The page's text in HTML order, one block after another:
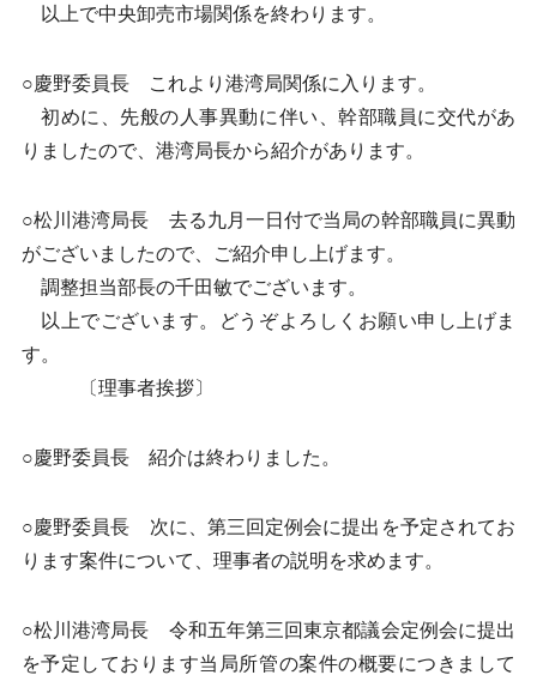
以上で中央卸売市場関係を終わります。
○慶野委員長 これより港湾局関係に入ります。
初めに、先般の人事異動に伴い、幹部職員に交代があ
りましたので、港湾局長から紹介があります。
○松川港湾局長 去る九月一日付で当局の幹部職員に異動
がございましたので、ご紹介申し上げます。
調整担当部長の千田敏でございます。
以上でございます。どうぞよろしくお願い申し上げま
す。
〔理事者挨拶〕
○慶野委員長 紹介は終わりました。
○慶野委員長 次に、第三回定例会に提出を予定されてお
ります案件について、理事者の説明を求めます。
○松川港湾局長 令和五年第三回東京都議会定例会に提出
を予定しております当局所管の案件の概要につきまして